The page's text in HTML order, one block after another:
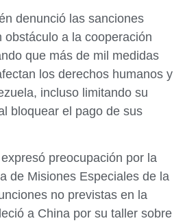
denunció las sanciones
obstáculo a la cooperación
que más de mil medidas
los derechos humanos y
incluso limitando su
bloquear el pago de sus
preocupación por la
de Misiones Especiales de la
no previstas en la
a China por su taller sobre